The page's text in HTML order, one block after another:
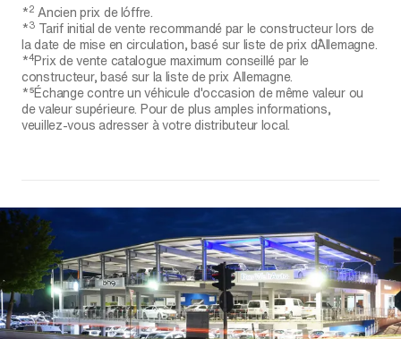
*2 Ancien prix de l´offre.
*3 Tarif initial de vente recommandé par le constructeur lors de
la date de mise en circulation, basé sur liste de prix d´Allemagne.
*4Prix de vente catalogue maximum conseillé par le
constructeur, basé sur la liste de prix Allemagne.
*⁵Échange contre un véhicule d'occasion de même valeur ou
de valeur supérieure. Pour de plus amples informations,
veuillez-vous adresser à votre distributeur local.